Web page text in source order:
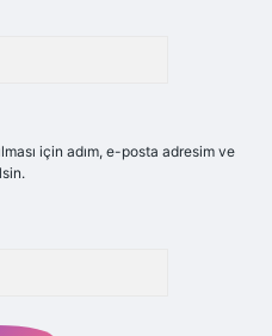
için adım, e-posta adresim ve